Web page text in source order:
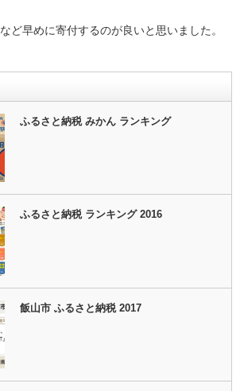
ど早めに寄付するのが良いと思いました。
ふるさと納税 みかん ランキング
ふるさと納税 ランキング 2016
飯山市 ふるさと納税 2017